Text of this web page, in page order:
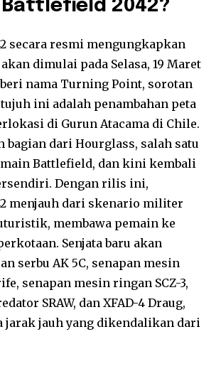
Battlefield 2042?
secara resmi mengungkapkan
dimulai pada Selasa, 19 Maret
nama Turning Point, sorotan
ini adalah penambahan peta
di Gurun Atacama di Chile.
bagian dari Hourglass, salah satu
Battlefield, dan kini kembali
Dengan rilis ini,
menjauh dari skenario militer
membawa pemain ke
Senjata baru akan
serbu AK 5C, senapan mesin
senapan mesin ringan SCZ-3,
SRAW, dan XFAD-4 Draug,
jarak jauh yang dikendalikan dari